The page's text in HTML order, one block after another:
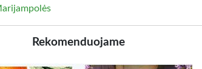
Rekomenduojame